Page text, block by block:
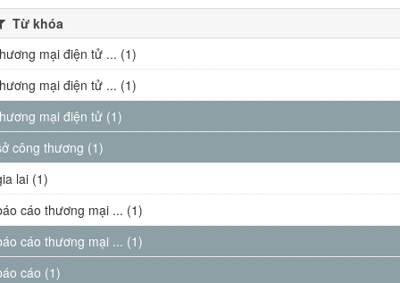
Từ khóa
mại điện tử ... (1)
mại điện tử ... (1)
mại điện tử (1)
công thương (1)
lai (1)
cáo thương mại ... (1)
cáo thương mại ... (1)
cáo (1)